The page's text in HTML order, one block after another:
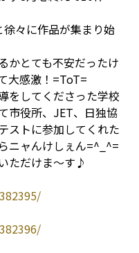
々に作品が集まり始
かとても不安だったけ
大感激！=ToT=
をしてくださった学校
市役所、JET、日独協
ストに参加してくれた
ニャんけしぇん=^_^=
ただけま～す♪